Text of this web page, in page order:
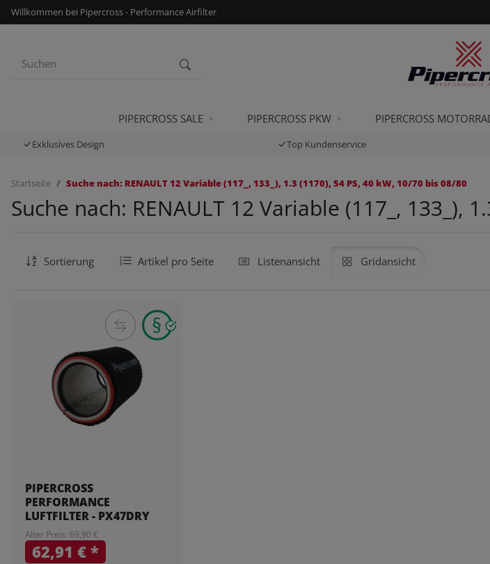
Willkommen bei Pipercross - Performance Airfilter
PIPERCROSS SALE PIPERCROSS PKW PIPERCROSS
Exklusives Design Top Kundenservice
Startseite Suche nach: RENAULT 12 Variable (117_, 133_), 1.3 (1170), 54 PS, 40 kW, 10/70 bis 08/80
Suche nach: RENAULT 12 Variable (117_, 133_),
Sortierung Artikel pro Seite Listenansicht Gridansicht
PIPERCROSS
PERFORMANCE
LUFTFILTER - PX47DRY
Alter Preis: 69,90 €
62,91 €*